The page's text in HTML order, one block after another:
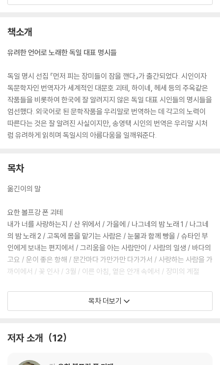
책소개
유려한 언어로 노래한 독일 대표 명시들
독일 명시 선집 『먼저 피는 장미들이 잠을 깬다』가 출간되었다. 시인이자
독문학자인 번역자가 세계적인 대문호 괴테, 하이네, 헤세 등의 주옥같은
작품들을 비롯하여 한국에 잘 알려지지 않은 독일 대표 시인들의 명시들을
엄선했다. 외국어로 된 문학작품을 우리말로 번역하는 데 각고의 노력이
따른다는 것은 잘 알려진 사실이지만, 송영택 시인의 번역은 우리말 시처
럼 유려하게 읽히며 독일시의 아름다움을 일깨워준다.
목차
옮긴이의 말
요한 볼프강 폰 괴테
내가 너를 사랑하는지 / 산 위에서 / 가을에 / 나그네의 밤 노래 1 / 나그네
의 밤 노래 2 / 고독에 몸을 맡기는 사람은 / 눈물과 함께 빵을 / 슈타인 부
인에게 보내는 편지에서 / 그리움을 아는 사람만이 / 사람의 일생 / 바다의
고요 / 운이 좋은 항해 / 문간마다 가만가만 다가가서 / 사랑하는 사람을 가
까이에서 / 꽃 인사 / 3월 / 이른 아침, 옅은 안개 속에서 / 장미의 계절
프리드리히 빌헬름 니체
별의 규범 / 날이 차츰 저물어간다 / 가장 고독한 사람 / 베네치아 / 물결은
없이 / 갖가지 법칙에 맞서서 / 소나무와 번갯불 / 몰락 / 아침은 지나가고
목차 더보기
저자 소개 12